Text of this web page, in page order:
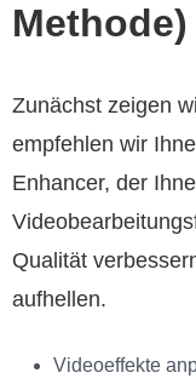
Methode)
Zunächst zeigen
empfehlen wir
Enhancer, der
Qualität
aufhellen.
Videoeffekte